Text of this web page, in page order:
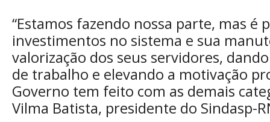
“Estamos fazendo nossa parte, mas é
investimentos no sistema e sua
valorização dos seus servidores,
de trabalho e elevando a motivação
Governo tem feito com as demais
Vilma Batista, presidente do Sindasp-